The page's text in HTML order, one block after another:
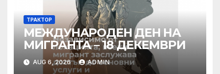
ТРАКТОР
МЕЖДУНАРОДЕН ДЕН НА
МИГРАНТА – 18 ДЕКЕМВРИ
AUG 6, 2026 ADMIN